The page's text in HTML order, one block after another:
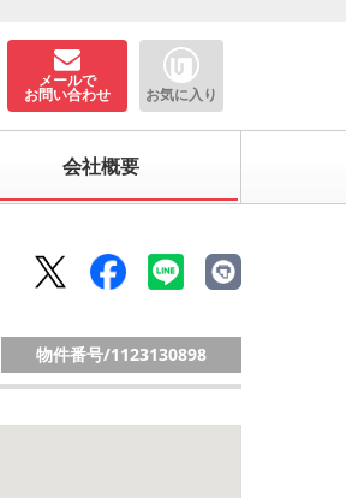
メールで
お問い合わせ お気に入り
会社概要
物件番号/1123130898